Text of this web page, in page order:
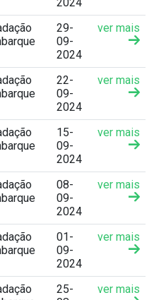
29-
09-
2024
ver mais
22-
09-
2024
ver mais
15-
09-
2024
ver mais
08-
09-
2024
ver mais
01-
09-
2024
ver mais
25-
ver mais